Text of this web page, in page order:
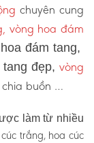
chuyên cung
vòng hoa đám
đám tang,
đẹp, vòng
buồn …
làm từ nhiều
trắng, hoa cúc